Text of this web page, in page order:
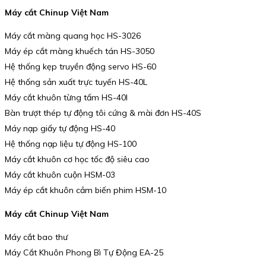
Máy cắt Chinup Việt Nam
Máy cắt màng quang học HS-3026
Máy ép cắt màng khuếch tán HS-3050
Hệ thống kẹp truyền động servo HS-60
Hệ thống sản xuất trực tuyến HS-40L
Máy cắt khuôn từng tấm HS-40I
Bàn trượt thép tự động tôi cứng & mài đơn HS-40S
Máy nạp giấy tự động HS-40
Hệ thống nạp liệu tự động HS-100
Máy cắt khuôn cơ học tốc độ siêu cao
Máy cắt khuôn cuộn HSM-03
Máy ép cắt khuôn cảm biến phim HSM-10
Máy cắt Chinup Việt Nam
Máy cắt bao thư
Máy Cắt Khuôn Phong Bì Tự Động EA-25